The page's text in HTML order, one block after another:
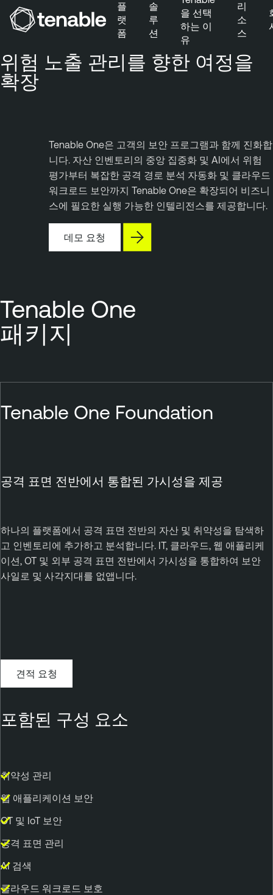
주 콘텐츠로 건너뛰기
바닥글로 건너뛰기
플
랫
폼
솔
루
션
을 선택
하는 이
유
리
소
스
위험 노출 관리를 향한 여정을
확장
Tenable One은 고객의 보안 프로그램과 함께 진화합
니다. 자산 인벤토리의 중앙 집중화 및 AI에서 위험
평가부터 복잡한 공격 경로 분석 자동화 및 클라우드
워크로드 보안까지 Tenable One은 확장되어 비즈니
스에 필요한 실행 가능한 인텔리전스를 제공합니다.
데모 요청
Tenable One
패키지
Tenable One Foundation
공격 표면 전반에서 통합된 가시성을 제공
하나의 플랫폼에서 공격 표면 전반의 자산 및 취약성을 탐색하
고 인벤토리에 추가하고 분석합니다. IT, 클라우드, 웹 애플리케
이션, OT 및 외부 공격 표면 전반에서 가시성을 통합하여 보안
사일로 및 사각지대를 없앱니다.
견적 요청
포함된 구성 요소
취약성 관리
웹 애플리케이션 보안
OT 및 IoT 보안
공격 표면 관리
AI 검색
클라우드 워크로드 보호